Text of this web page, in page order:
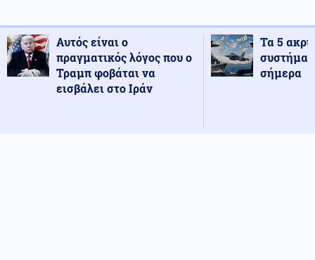
Αυτός είναι ο
πραγματικός λόγος που ο
Τραμπ φοβάται να
εισβάλει στο Ιράν
Τα 5
σήμερα